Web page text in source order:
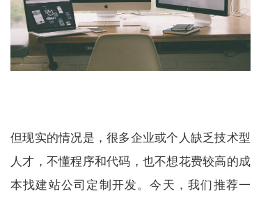
但现实的情况是，很多企业或个人缺乏技术型
人才，不懂程序和代码，也不想花费较高的成
本找建站公司定制开发。今天，我们推荐一